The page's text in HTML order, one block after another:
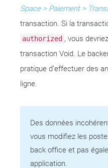
Space > Paiement >
transaction. Si la
authorized , vous
transaction Void. Le
pratique d’effectuer des
ligne.
Des données
vous modifiez les
back office et pas
application.